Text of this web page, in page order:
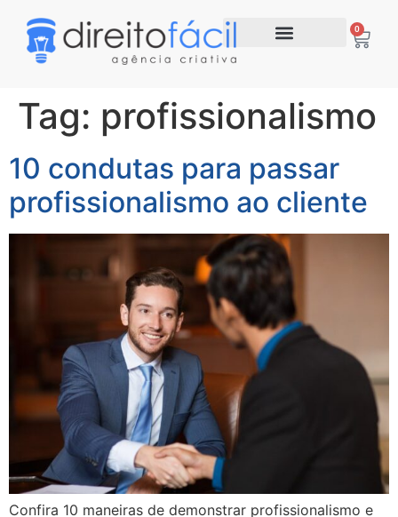
0
Tag: profissionalismo
10 condutas para passar
profissionalismo ao cliente
Confira 10 maneiras de demonstrar profissionalismo e